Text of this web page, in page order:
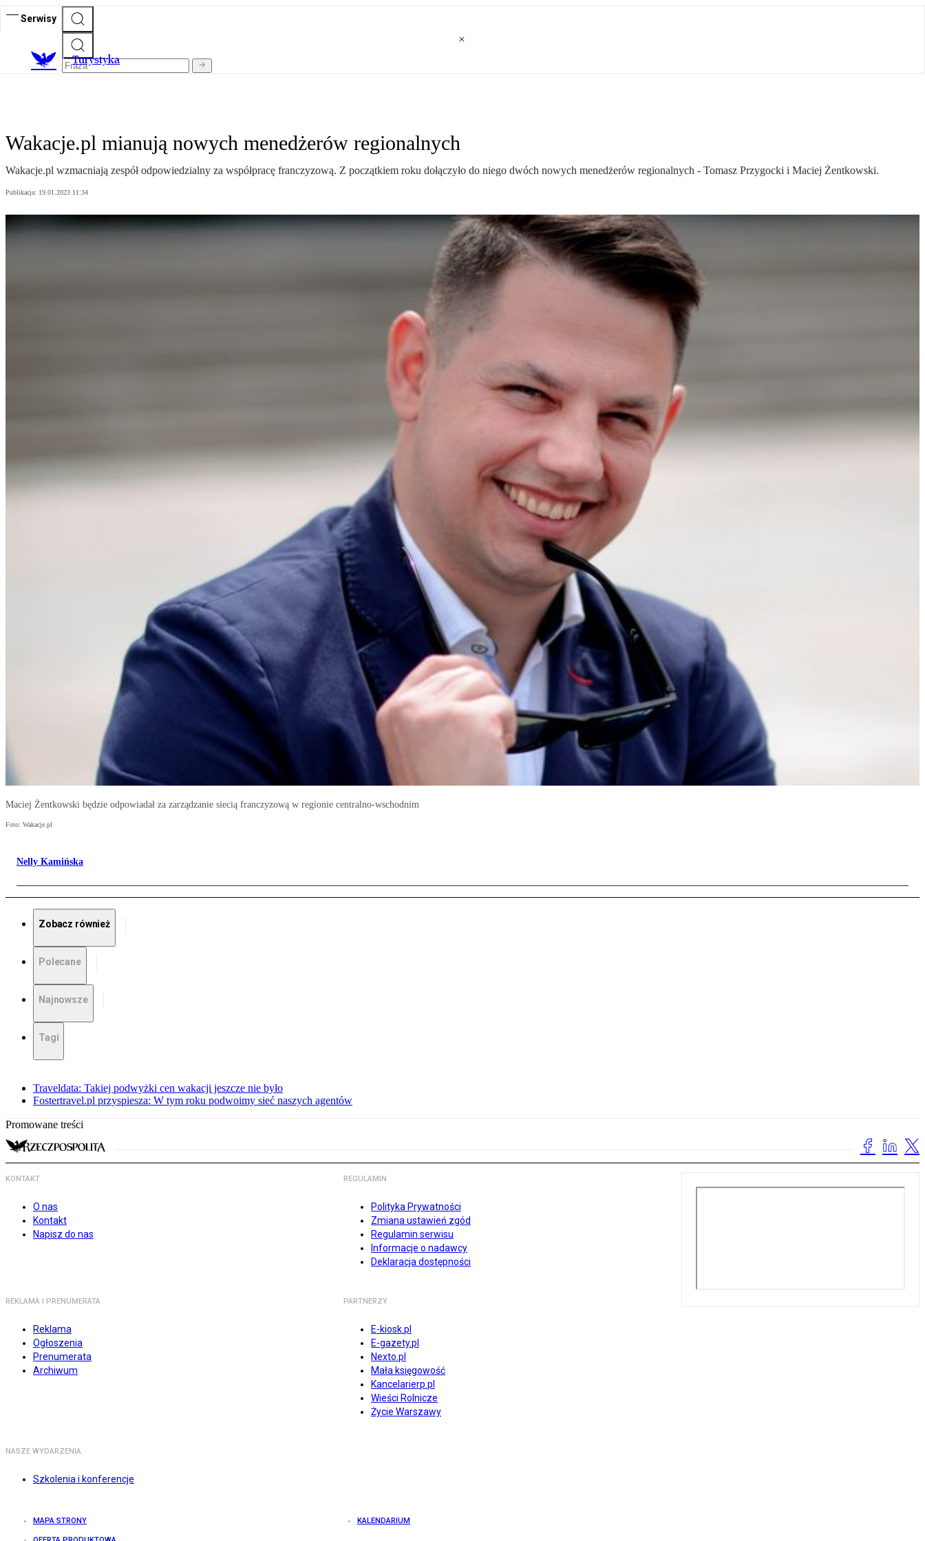
Serwisy
Turystyka
Wakacje.pl mianują nowych menedżerów regionalnych
Wakacje.pl wzmacniają zespół odpowiedzialny za współpracę franczyzową. Z początkiem roku dołączyło do niego dwóch nowych menedżerów regionalnych - Tomasz Przygocki i Maciej Żentkowski.
Publikacja: 19.01.2023 11:34
Maciej Żentkowski będzie odpowiadał za zarządzanie siecią franczyzową w regionie centralno-wschodnim
Foto: Wakacje.pl
Nelly Kamińska
Zobacz również
Polecane
Najnowsze
Tagi
Traveldata: Takiej podwyżki cen wakacji jeszcze nie było
Fostertravel.pl przyspiesza: W tym roku podwoimy sieć naszych agentów
Promowane treści
KONTAKT
O nas
Kontakt
Napisz do nas
REGULAMIN
Polityka Prywatności
Zmiana ustawień zgód
Regulamin serwisu
Informacje o nadawcy
Deklaracja dostępności
REKLAMA I PRENUMERATA
Reklama
Ogłoszenia
Prenumerata
Archiwum
PARTNERZY
E-kiosk.pl
E-gazety.pl
Nexto.pl
Mała księgowość
Kancelarierp.pl
Wieści Rolnicze
Życie Warszawy
NASZE WYDARZENIA
Szkolenia i konferencje
MAPA STRONY KALENDARIUM